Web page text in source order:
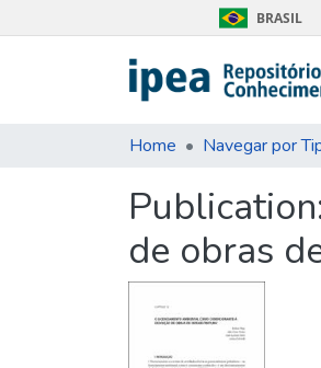
BRASIL
Home
de obras